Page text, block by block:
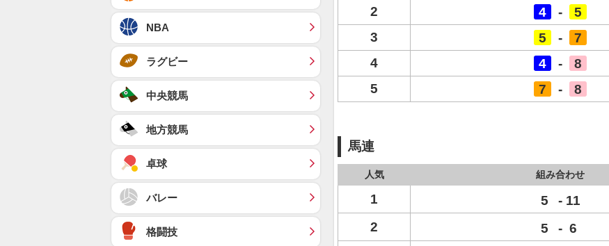
2
4 - 5
3
5 - 7
4
4 - 8
5
7 - 8
馬連
人気 組み合わせ
1 5 - 11
2
5 - 6
NBA
ラグビー
中央競馬
地方競馬
卓球
バレー
格闘技